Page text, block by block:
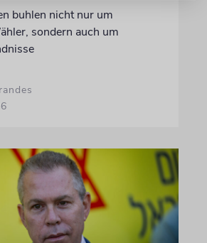
buhlen nicht nur um
sondern auch um